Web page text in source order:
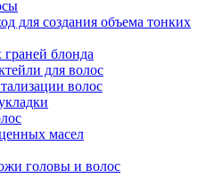
для создания объема тонких
блонда
для волос
волос
масел
головы и волос